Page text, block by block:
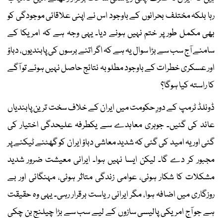
رہا بلکہ مختلف بحرانوں کے باوجود اس نے اپنی علاقائی موجودگی کو
بھی مکمل طور پر ختم نہیں ہونے دیا۔ یہی وجہ ہے کہ امریکا کے
سامنے آج سب سے بڑا سوال یہ ہے کہ اگر اتنے برسوں کی پابندیوں، دباؤ
اور عسکری خطرات کے باوجود مطلوبہ نتائج حاصل نہیں ہوئے تو آگے
کا راستہ کیا ہوگا؟
ڈونلڈ ٹرمپ کے دورِ حکومت میں ایران کے خلاف سخت ترین پابندیاں
عائد کی گئیں۔ جوہری معاہدے سے یکطرفہ علیحدگی اختیار کی
گئی اور یہ امید کی گئی کہ شدید معاشی دباؤ ایران کو گھٹنے ٹیکنے پر
مجبور کر دے گا۔ لیکن ایسا نہیں ہوا۔ ایرانی معیشت ضرور شدید
مشکلات کا شکار ہوئی، عوامی زندگی متاثر ہوئی، مہنگائی اور بے
روزگاری میں اضافہ ہوا، مگر ایرانی ریاست برقرار رہی۔ یہی وہ حقیقت
ہے جو آج امریکی پالیسی سازوں کے لیے سب سے بڑا چیلنج بن چکی